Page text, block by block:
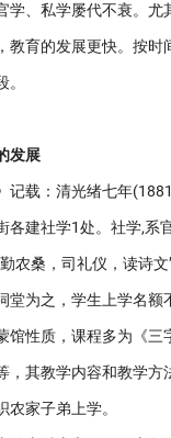
学、私学屡代不衰。尤
教育的发展更快。按时
发展
载：清光绪七年
各建社学1处。社学,系
农桑，司礼仪，读诗
堂为之，学生上学名额
馆性质，课程多为《三
，其教学内容和教学方
家子弟上学。